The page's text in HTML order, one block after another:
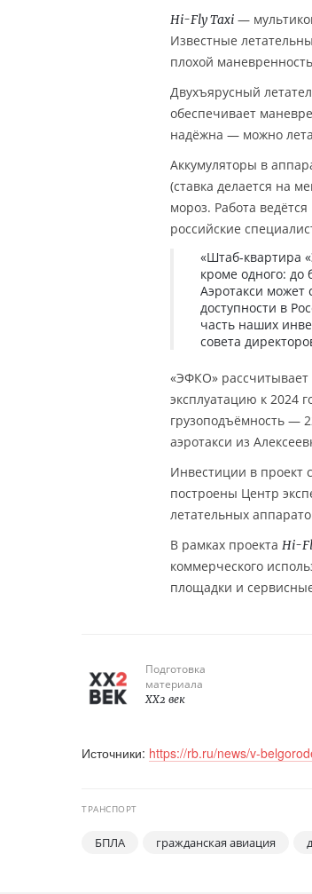
Hi-Fly Taxi —
Известные
плохой
Двухъярусный
обеспечивает
надёжна — можно
Аккумуляторы в
(ставка делается на
мороз. Работа
российские
«Штаб-квартира
кроме одного: до
Аэротакси
доступности в
часть наших
совета
«ЭФКО» рассчитывает
эксплуатацию к 2024
грузоподъёмность —
аэротакси из
Инвестиции в проект
построены Центр
летательных
В рамках проекта Hi-
коммерческого
площадки и
Подготовка
материала
XX2 век
Источники: https://rb.ru/news/v-
ТРАНСПОРТ
БПЛА гражданская авиация